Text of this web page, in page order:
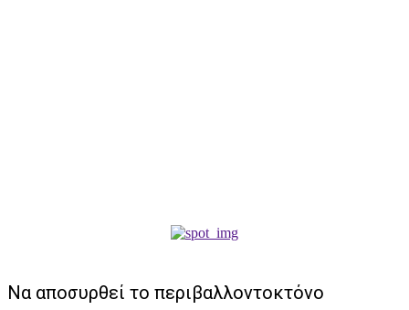
Να αποσυρθεί το περιβαλλοντοκτόνο